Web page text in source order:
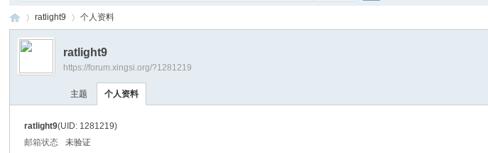
›
ratlight9 个人资料
ratlight9
https://forum.xingsi.org/?1281219
主题 个人资料
ratlight9(UID: 1281219)
邮箱状态
未验证